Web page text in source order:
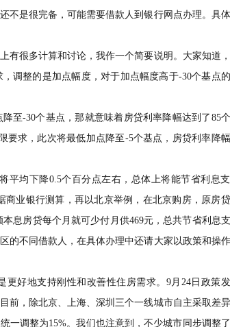
不是很完备，可能需要借款人到银行网点办理。具
有很多计算和讨论，我作一个简要说明。大家知道
调整的是加点幅度，对于加点幅度高于-30个基点
至-30个基点，那就意味着房贷利率降幅达到了85
要求，此次将最低加点降至-5个基点，房贷利率降
平均下降0.5个百分点左右，总体上将能节省利息
商业银行测算，再以北京举例，在北京购房，原房贷
息房贷每个月就可少付月供469元，总共节省利息
的不同借款人，在具体办理中还请大家以政策和操
好地支持刚性和改善性住房需求。9月24日政策
前，除北京、上海、深圳三个一线城市自主采取差
一调整为15%。我们也注意到，不少城市同步调整